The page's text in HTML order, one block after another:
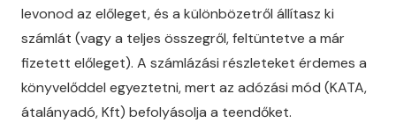
levonod az előleget, és a különbözetről állítasz ki
számlát (vagy a teljes összegről, feltüntetve a már
fizetett előleget). A számlázási részleteket érdemes a
könyvelőddel egyeztetni, mert az adózási mód (KATA,
átalányadó, Kft) befolyásolja a teendőket.